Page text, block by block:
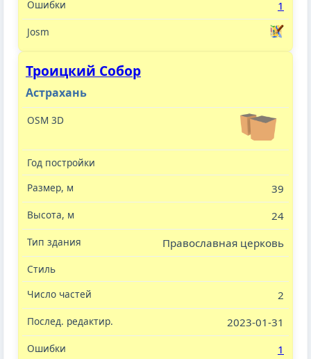
1
Троицкий Собор
Астрахань
39
24
Православная церковь
2
2023-01-31
1